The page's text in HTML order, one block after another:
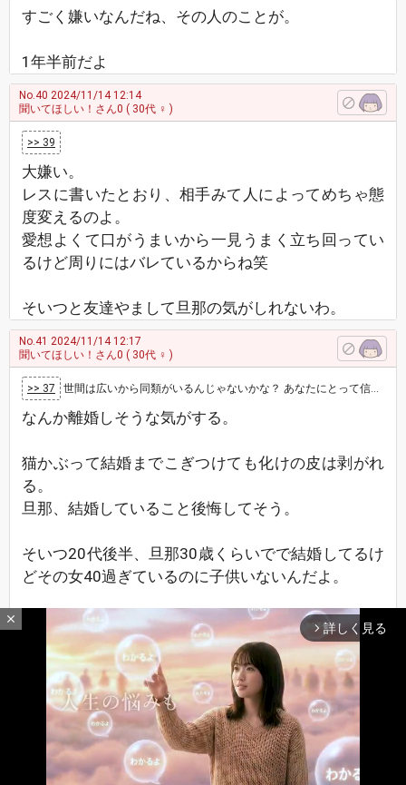
最新レスへ 上へ 下へ
すごく嫌いなんだね、その人のことが。
1年半前だよ
No.40 2024/11/14 12:14
聞いてほしい！さん0 ( 30代 ♀ )
>> 39
大嫌い。
レスに書いたとおり、相手みて人によってめちゃ態
度変えるのよ。
愛想よくて口がうまいから一見うまく立ち回ってい
るけど周りにはバレているからね笑
そいつと友達やまして旦那の気がしれないわ。
No.41 2024/11/14 12:17
聞いてほしい！さん0 ( 30代 ♀ )
>> 37 世間は広いから同類がいるんじゃないかな？ あなたにとって信じられない奴でも、そいつと馬が合う同類もいるってことです。 逆もあるじゃないで…
なんか離婚しそうな気がする。
猫かぶって結婚までこぎつけても化けの皮は剥がれ
る。
旦那、結婚していること後悔してそう。
そいつ20代後半、旦那30歳くらいでで結婚してるけ
どその女40過ぎているのに子供いないんだよ。
20代で結婚したメリットないやん。
No.422024/11/14 14:11
匿名さん20
>良い気になってる上記のような奴を見返す良>い方
法ってある？
イケメンと相思相愛の恋愛結婚して
close
arrow_forward_ios 詳しく見る